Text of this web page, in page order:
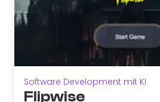
Software Development mit KI
Flipwise